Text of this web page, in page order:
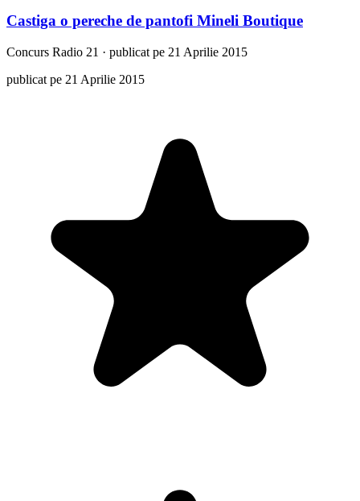
Castiga o pereche de pantofi Mineli Boutique
Concurs Radio 21 · publicat pe 21 Aprilie 2015
publicat pe 21 Aprilie 2015